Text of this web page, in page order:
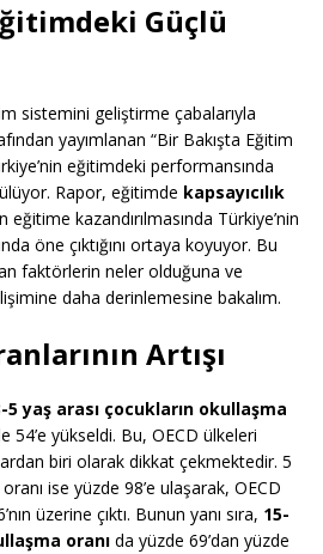
Güçlü
sistemini geliştirme çabalarıyla
yayımlanan “Bir Bakışta Eğitim
eğitimdeki performansında
Rapor, eğitimde kapsayıcılık
kazandırılmasında Türkiye’nin
öne çıktığını ortaya koyuyor. Bu
faktörlerin neler olduğuna ve
daha derinlemesine bakalım.
Artışı
5 yaş arası çocukların okullaşma
54’e yükseldi. Bu, OECD ülkeleri
biri olarak dikkat çekmektedir. 5
ise yüzde 98’e ulaşarak, OECD
üzerine çıktı. Bunun yanı sıra, 15-
oranı da yüzde 69’dan yüzde